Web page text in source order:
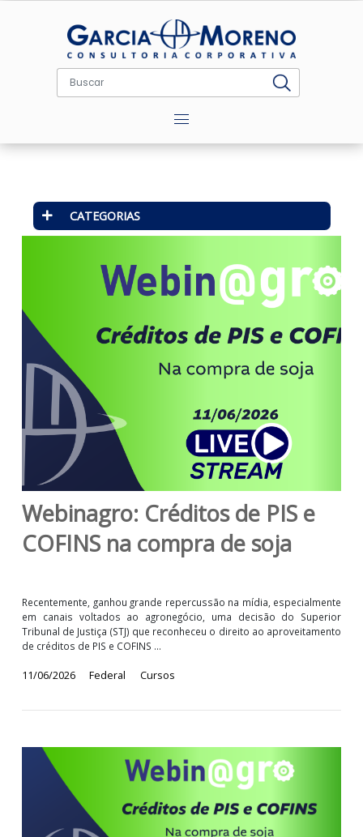
CATEGORIAS
COFINS na compra de soja
Recentemente, ganhou grande repercussão na mídia,
11/06/2026 Federal Cursos